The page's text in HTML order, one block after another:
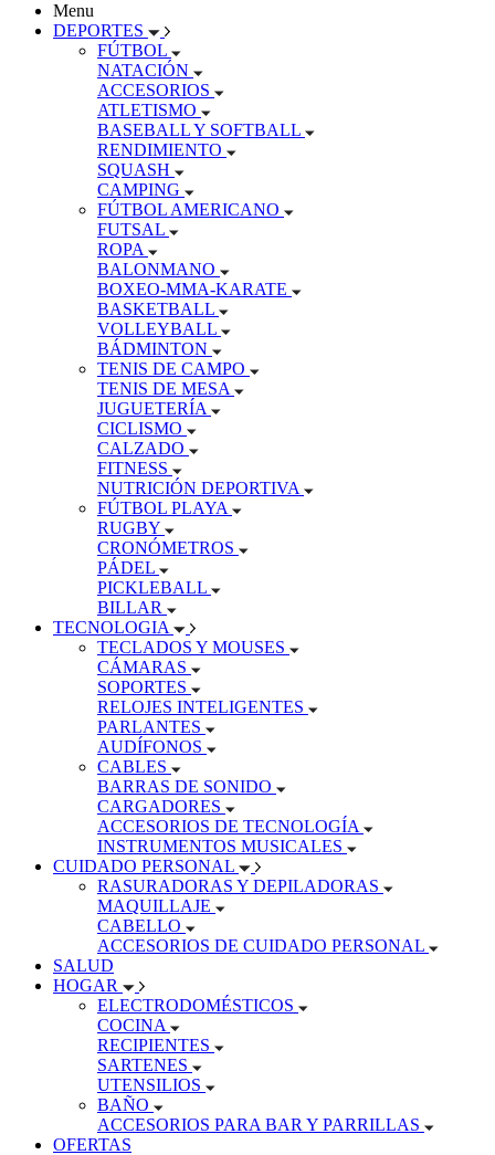
Menu
DEPORTES
FÚTBOL
NATACIÓN
ACCESORIOS
ATLETISMO
BASEBALL Y SOFTBALL
RENDIMIENTO
SQUASH
CAMPING
FÚTBOL AMERICANO
FUTSAL
ROPA
BALONMANO
BOXEO-MMA-KARATE
BASKETBALL
VOLLEYBALL
BÁDMINTON
TENIS DE CAMPO
TENIS DE MESA
JUGUETERÍA
CICLISMO
CALZADO
FITNESS
NUTRICIÓN DEPORTIVA
FÚTBOL PLAYA
RUGBY
CRONÓMETROS
PÁDEL
PICKLEBALL
BILLAR
TECNOLOGIA
TECLADOS Y MOUSES
CÁMARAS
SOPORTES
RELOJES INTELIGENTES
PARLANTES
AUDÍFONOS
CABLES
BARRAS DE SONIDO
CARGADORES
ACCESORIOS DE TECNOLOGÍA
INSTRUMENTOS MUSICALES
CUIDADO PERSONAL
RASURADORAS Y DEPILADORAS
MAQUILLAJE
CABELLO
ACCESORIOS DE CUIDADO PERSONAL
SALUD
HOGAR
ELECTRODOMÉSTICOS
COCINA
RECIPIENTES
SARTENES
UTENSILIOS
BAÑO
ACCESORIOS PARA BAR Y PARRILLAS
OFERTAS